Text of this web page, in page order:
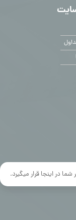
در اینجا قرار میگیرد.